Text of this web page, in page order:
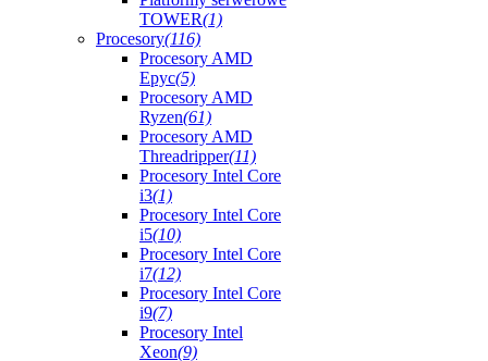
TOWER(1)
Procesory(116)
Procesory AMD
Epyc(5)
Procesory AMD
Ryzen(61)
Procesory AMD
Threadripper(11)
Procesory Intel Core
i3(1)
Procesory Intel Core
i5(10)
Procesory Intel Core
i7(12)
Procesory Intel Core
i9(7)
Procesory Intel
Xeon(9)